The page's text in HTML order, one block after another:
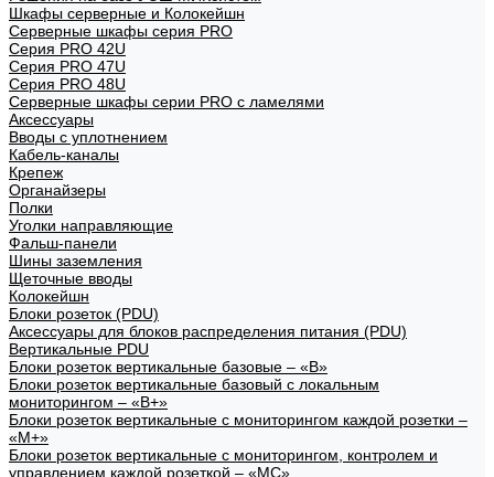
Шкафы серверные и Колокейшн
Серверные шкафы серия PRO
Серия PRO 42U
Серия PRO 47U
Серия PRO 48U
Серверные шкафы серии PRO с ламелями
Аксессуары
Вводы с уплотнением
Кабель-каналы
Крепеж
Органайзеры
Полки
Уголки направляющие
Фальш-панели
Шины заземления
Щеточные вводы
Колокейшн
Блоки розеток (PDU)
Аксессуары для блоков распределения питания (PDU)
Вертикальные PDU
Блоки розеток вертикальные базовые – «В»
Блоки розеток вертикальные базовый с локальным
мониторингом – «В+»
Блоки розеток вертикальные с мониторингом каждой розетки –
«М+»
Блоки розеток вертикальные с мониторингом, контролем и
управлением каждой розеткой – «МС»